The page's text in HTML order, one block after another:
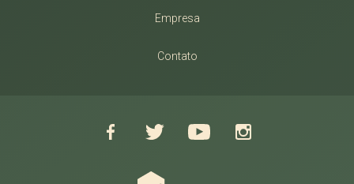
Empresa
Contato